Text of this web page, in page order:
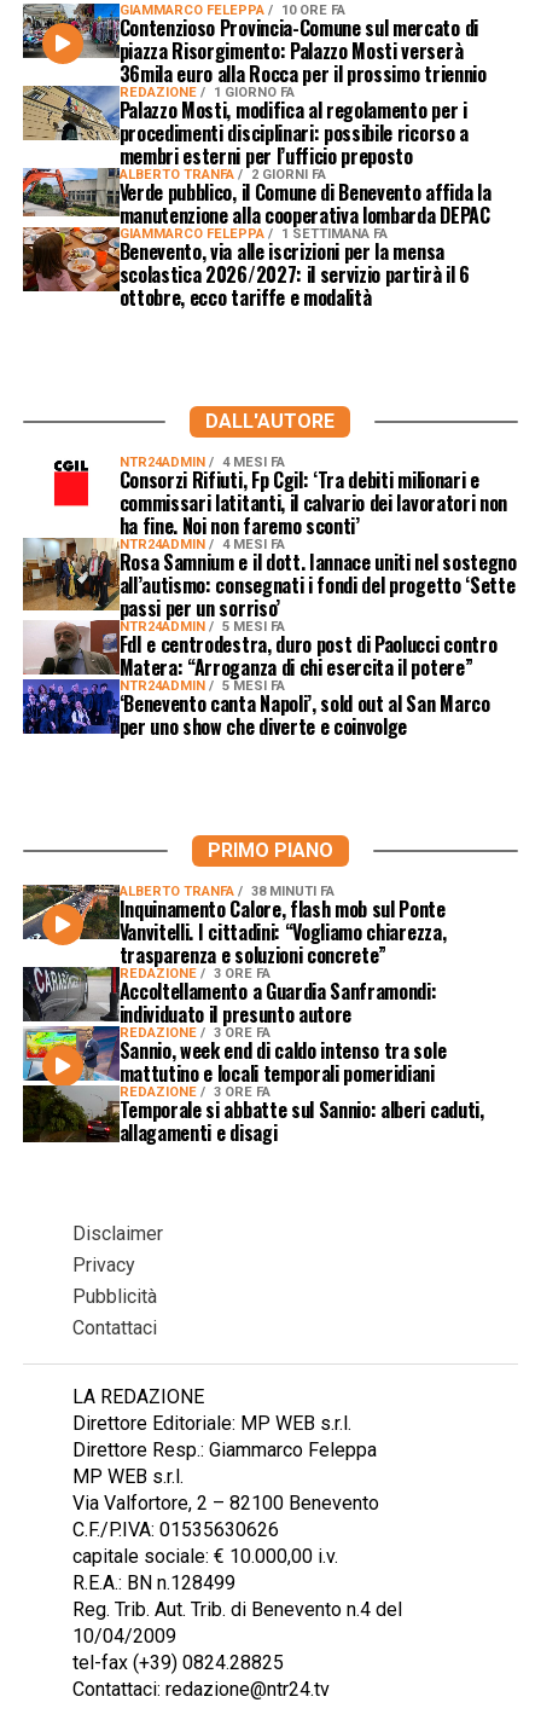
GIAMMARCO FELEPPA 10 ORE FA
Contenzioso Provincia-Comune sul mercato di
piazza Risorgimento: Palazzo Mosti verserà
36mila euro alla Rocca per il prossimo triennio
REDAZIONE 1 GIORNO FA
Palazzo Mosti, modifica al regolamento per i
procedimenti disciplinari: possibile ricorso a
membri esterni per l’ufficio preposto
ALBERTO TRANFA 2 GIORNI FA
Verde pubblico, il Comune di Benevento affida la
manutenzione alla cooperativa lombarda DEPAC
GIAMMARCO FELEPPA 1 SETTIMANA FA
Benevento, via alle iscrizioni per la mensa
scolastica 2026/2027: il servizio partirà il 6
ottobre, ecco tariffe e modalità
DALL'AUTORE
NTR24ADMIN 4 MESI FA
Consorzi Rifiuti, Fp Cgil: ‘Tra debiti milionari e
commissari latitanti, il calvario dei lavoratori non
ha fine. Noi non faremo sconti’
NTR24ADMIN 4 MESI FA
Rosa Samnium e il dott. Iannace uniti nel sostegno
all’autismo: consegnati i fondi del progetto ‘Sette
passi per un sorriso’
NTR24ADMIN 5 MESI FA
FdI e centrodestra, duro post di Paolucci contro
Matera: “Arroganza di chi esercita il potere”
NTR24ADMIN 5 MESI FA
‘Benevento canta Napoli’, sold out al San Marco
per uno show che diverte e coinvolge
PRIMO PIANO
ALBERTO TRANFA 38 MINUTI FA
Inquinamento Calore, flash mob sul Ponte
Vanvitelli. I cittadini: “Vogliamo chiarezza,
trasparenza e soluzioni concrete”
REDAZIONE 3 ORE FA
Accoltellamento a Guardia Sanframondi:
individuato il presunto autore
REDAZIONE 3 ORE FA
Sannio, week end di caldo intenso tra sole
mattutino e locali temporali pomeridiani
REDAZIONE 3 ORE FA
Temporale si abbatte sul Sannio: alberi caduti,
allagamenti e disagi
Disclaimer
Privacy
Pubblicità
Contattaci
LA REDAZIONE
Direttore Editoriale: MP WEB s.r.l.
Direttore Resp.: Giammarco Feleppa
MP WEB s.r.l.
Via Valfortore, 2 – 82100 Benevento
C.F./P.IVA: 01535630626
capitale sociale: € 10.000,00 i.v.
R.E.A.: BN n.128499
Reg. Trib. Aut. Trib. di Benevento n.4 del
10/04/2009
tel-fax (+39) 0824.28825
Contattaci: redazione@ntr24.tv